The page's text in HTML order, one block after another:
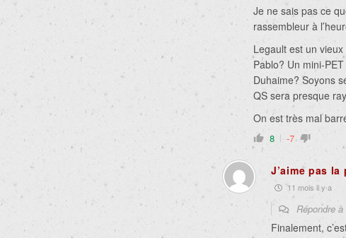
Je ne sais pas ce
rassembleur à
Legault est un
Pablo? Un mini-
Duhaime? Soyons
QS sera presque
On est très mal
8 -7
J’aime pas
11 mois il y a
Répondre à
Finalement,